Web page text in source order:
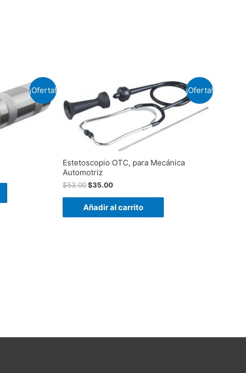
¡Oferta! ¡Oferta!
Estetoscopio OTC, para Mecánica
Automotriz
$53.00$35.00
Añadir al carrito